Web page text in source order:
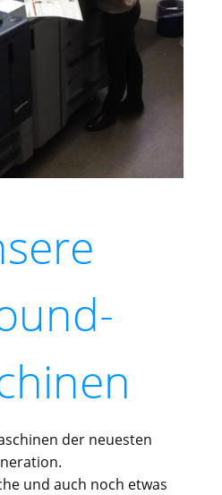
der neuesten
und auch noch etwas